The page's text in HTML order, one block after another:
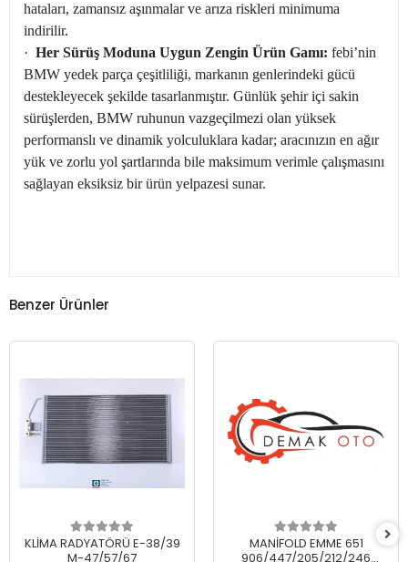
hataları, zamansız aşınmalar ve arıza riskleri minimuma
indirilir.
· Her Sürüş Moduna Uygun Zengin Ürün Gamı: febi’nin
BMW yedek parça çeşitliliği, markanın genlerindeki gücü
destekleyecek şekilde tasarlanmıştır. Günlük şehir içi sakin
sürüşlerden, BMW ruhunun vazgeçilmezi olan yüksek
performanslı ve dinamik yolculuklara kadar; aracınızın en ağır
yük ve zorlu yol şartlarında bile maksimum verimle çalışmasını
sağlayan eksiksiz bir ürün yelpazesi sunar.
Benzer Ürünler
KLİMA RADYATÖRÜ E-38/39
M-47/57/67
MANİFOLD EMME 651
906/447/205/212/246